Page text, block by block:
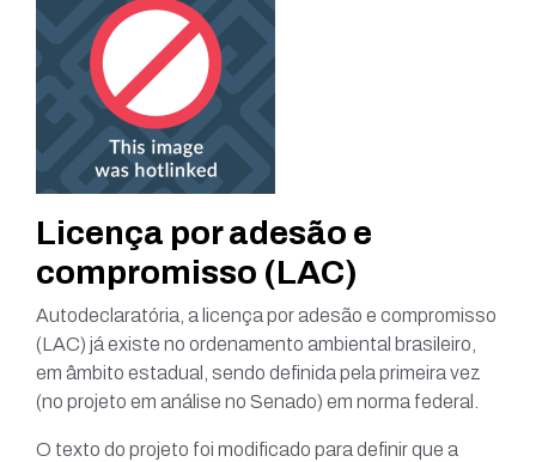
Licença por adesão e
compromisso (LAC)
Autodeclaratória, a licença por adesão e compromisso
(LAC) já existe no ordenamento ambiental brasileiro,
em âmbito estadual, sendo definida pela primeira vez
(no projeto em análise no Senado) em norma federal.
O texto do projeto foi modificado para definir que a